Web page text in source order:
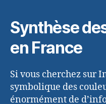
Synthèse
en France
Si vous cherchez sur
symbolique des
énormément de